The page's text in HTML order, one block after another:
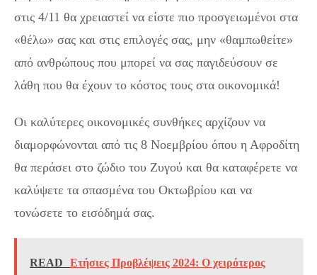
στις 4/11 θα χρειαστεί να είστε πιο προσγειωμένοι στα
«θέλω» σας και στις επιλογές σας, μην «θαμπωθείτε»
από ανθρώπους που μπορεί να σας παγιδεύσουν σε
λάθη που θα έχουν το κόστος τους στα οικονομικά!
Οι καλύτερες οικονομικές συνθήκες αρχίζουν να
διαμορφώνονται από τις 8 Νοεμβρίου όπου η Αφροδίτη
θα περάσει στο ζώδιο του Ζυγού και θα καταφέρετε να
καλύψετε τα σπασμένα του Οκτωβρίου και να
τονώσετε το εισόδημά σας.
READ
Ετήσιες Προβλέψεις 2024: Ο χειρότερος